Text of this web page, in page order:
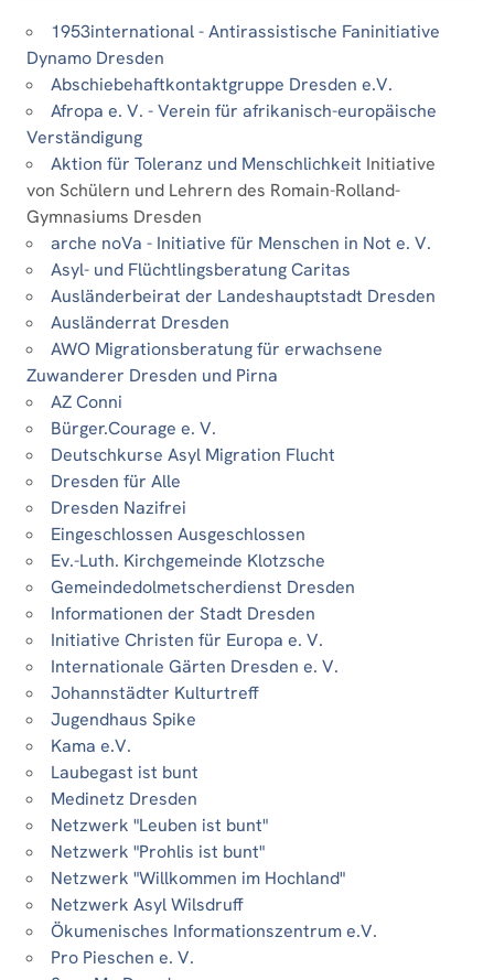
1953international - Antirassistische Faninitiative
Dynamo Dresden
Abschiebehaftkontaktgruppe Dresden e.V.
Afropa e. V. - Verein für afrikanisch-europäische
Verständigung
Aktion für Toleranz und Menschlichkeit Initiative
von Schülern und Lehrern des Romain-Rolland-
Gymnasiums Dresden
arche noVa - Initiative für Menschen in Not e. V.
Asyl- und Flüchtlingsberatung Caritas
Ausländerbeirat der Landeshauptstadt Dresden
Ausländerrat Dresden
AWO Migrationsberatung für erwachsene
Zuwanderer Dresden und Pirna
AZ Conni
Bürger.Courage e. V.
Deutschkurse Asyl Migration Flucht
Dresden für Alle
Dresden Nazifrei
Eingeschlossen Ausgeschlossen
Ev.-Luth. Kirchgemeinde Klotzsche
Gemeindedolmetscherdienst Dresden
Informationen der Stadt Dresden
Initiative Christen für Europa e. V.
Internationale Gärten Dresden e. V.
Johannstädter Kulturtreff
Jugendhaus Spike
Kama e.V.
Laubegast ist bunt
Medinetz Dresden
Netzwerk "Leuben ist bunt"
Netzwerk "Prohlis ist bunt"
Netzwerk "Willkommen im Hochland"
Netzwerk Asyl Wilsdruff
Ökumenisches Informationszentrum e.V.
Pro Pieschen e. V.